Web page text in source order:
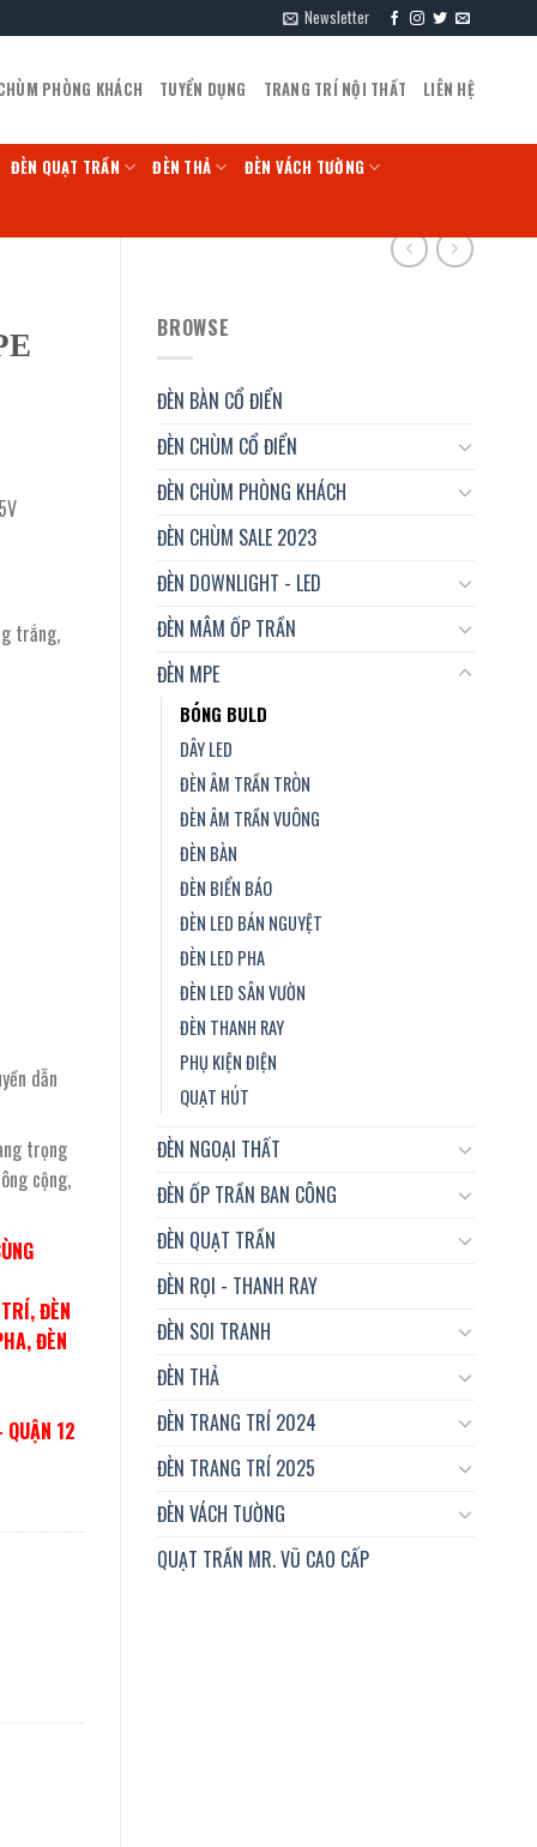
Newsletter
PHÒNG KHÁCH TUYỂN DỤNG TRANG TRÍ NỘI THẤT LIÊN HỆ
ĐÈN QUẠT TRẦN ĐÈN THẢ ĐÈN VÁCH TƯỜNG
BROWSE
ĐÈN BÀN CỔ ĐIỂN
ĐÈN CHÙM CỔ ĐIỂN
ĐÈN CHÙM PHÒNG KHÁCH
ĐÈN CHÙM SALE 2023
ĐÈN DOWNLIGHT - LED
ĐÈN MÂM ỐP TRẦN
ĐÈN MPE
BÓNG BULD
DÂY LED
ĐÈN ÂM TRẦN TRÒN
ĐÈN ÂM TRẦN VUÔNG
ĐÈN BÀN
ĐÈN BIỂN BÁO
ĐÈN LED BÁN NGUYỆT
ĐÈN LED PHA
ĐÈN LED SÂN VƯỜN
ĐÈN THANH RAY
PHỤ KIỆN ĐIỆN
QUẠT HÚT
ĐÈN NGOẠI THẤT
ĐÈN ỐP TRẦN BAN CÔNG
ĐÈN QUẠT TRẦN
ĐÈN RỌI - THANH RAY
ĐÈN SOI TRANH
ĐÈN THẢ
ĐÈN TRANG TRÍ 2024
ĐÈN TRANG TRÍ 2025
ĐÈN VÁCH TƯỜNG
QUẠT TRẦN MR. VŨ CAO CẤP
trắng,
dẫn
trọng
cộng,
ĐÈN
ĐÈN
12